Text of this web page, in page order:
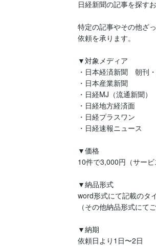
日経新聞の記事を探す
特定の記事やその他ざ
依頼を承ります。
▼対象メディア
・日本経済新聞　朝刊
・日本産業新聞
・日経MJ（流通新聞）
・日経地方経済面
・日経プラスワン
・日経速報ニュース
▼価格
10件で3,000円（サー
▼納品形式
word形式にて記載のタ
（その他納品形式にて
▼納期
依頼日より1日〜2日